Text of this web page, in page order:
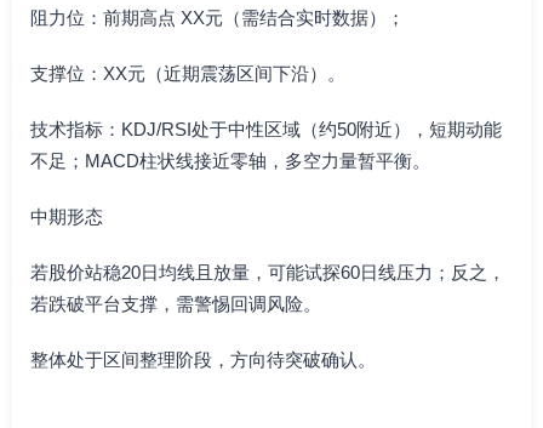
阻力位：前期高点 XX元（需结合实时数据）；
支撑位：XX元（近期震荡区间下沿）。
技术指标：KDJ/RSI处于中性区域（约50附近），短期动能
不足；MACD柱状线接近零轴，多空力量暂平衡。
中期形态
若股价站稳20日均线且放量，可能试探60日线压力；反之，
若跌破平台支撑，需警惕回调风险。
整体处于区间整理阶段，方向待突破确认。